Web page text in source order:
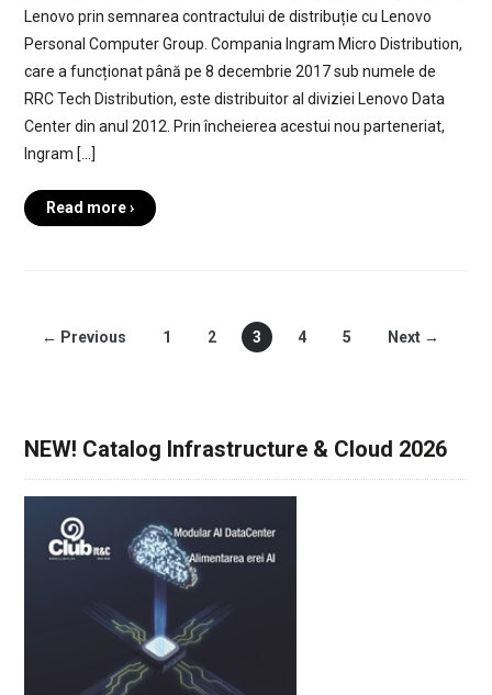
Lenovo prin semnarea contractului de distribuție cu Lenovo
Personal Computer Group. Compania Ingram Micro Distribution,
care a funcționat până pe 8 decembrie 2017 sub numele de
RRC Tech Distribution, este distribuitor al diviziei Lenovo Data
Center din anul 2012. Prin încheierea acestui nou parteneriat,
Ingram […]
Read more ›
← Previous 1 2 3 4 5 Next →
NEW! Catalog Infrastructure & Cloud 2026